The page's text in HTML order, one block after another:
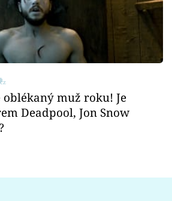
muž roku! Je
Deadpool, Jon Snow